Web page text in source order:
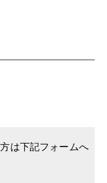
は下記フォームへ